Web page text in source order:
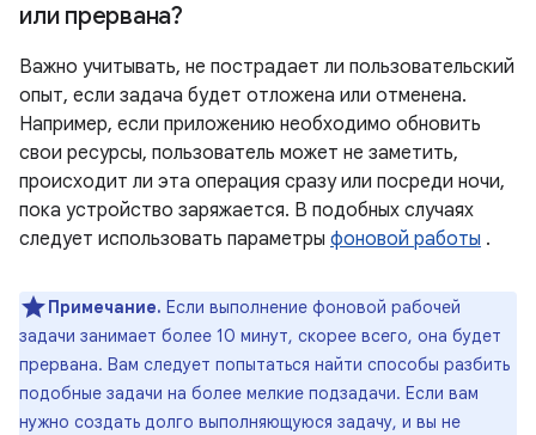
или прервана?
Важно учитывать, не пострадает ли пользовательский
опыт, если задача будет отложена или отменена.
Например, если приложению необходимо обновить
свои ресурсы, пользователь может не заметить,
происходит ли эта операция сразу или посреди ночи,
пока устройство заряжается. В подобных случаях
следует использовать параметры фоновой работы .
Примечание. Если выполнение фоновой рабочей
задачи занимает более 10 минут, скорее всего, она будет
прервана. Вам следует попытаться найти способы разбить
подобные задачи на более мелкие подзадачи. Если вам
нужно создать долго выполняющуюся задачу, и вы не